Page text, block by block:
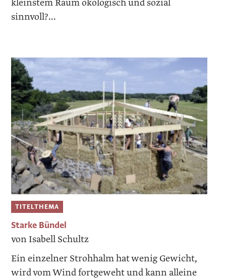
kleinstem Raum ökologisch und sozial
sinnvoll?...
TITELTHEMA
Starke Bündel
von Isabell Schultz
Ein einzelner Strohhalm hat wenig Gewicht,
wird vom Wind fortgeweht und kann alleine